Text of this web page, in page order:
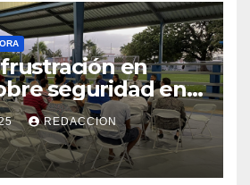
en
seguridad en
REDACCION